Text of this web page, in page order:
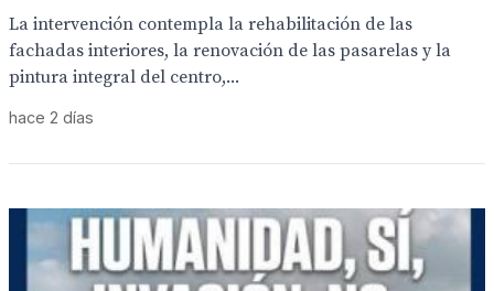
La intervención contempla la rehabilitación de las
fachadas interiores, la renovación de las pasarelas y la
pintura integral del centro,...
hace 2 días